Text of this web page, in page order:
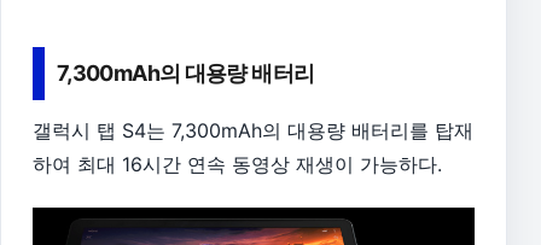
7,300mAh의 대용량 배터리
갤럭시 탭 S4는 7,300mAh의 대용량 배터리를 탑재
하여 최대 16시간 연속 동영상 재생이 가능하다.